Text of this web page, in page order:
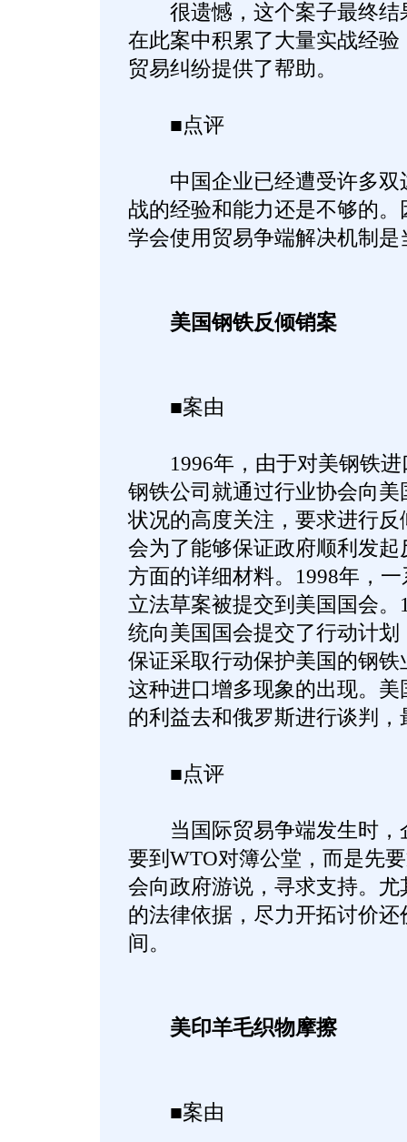
很遗憾，这个案子最终结
在此案中积累了大量实战经
贸易纠纷提供了帮助。
■点评
中国企业已经遭受许多双
战的经验和能力还是不够的
学会使用贸易争端解决机制是
美国钢铁反倾销案
■案由
1996年，由于对美钢铁进
钢铁公司就通过行业协会向
状况的高度关注，要求进行
会为了能够保证政府顺利发
方面的详细材料。1998年，
立法草案被提交到美国国会。
统向美国国会提交了行动计
保证采取行动保护美国的钢
这种进口增多现象的出现。
的利益去和俄罗斯进行谈判
■点评
当国际贸易争端发生时，
要到WTO对簿公堂，而是先
会向政府游说，寻求支持。
的法律依据，尽力开拓讨价
间。
美印羊毛织物摩擦
■案由